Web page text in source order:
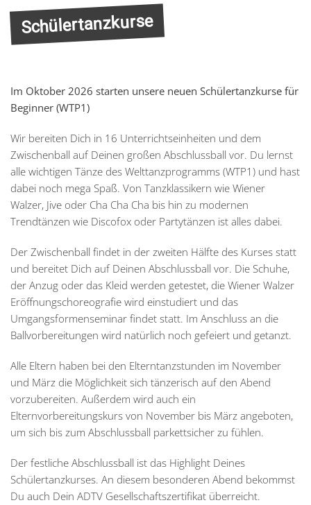
Schülertanzkurse
Im Oktober 2026 starten unsere neuen Schülertanzkurse für
Beginner (WTP1)
Wir bereiten Dich in 16 Unterrichtseinheiten und dem
Zwischenball auf Deinen großen Abschlussball vor. Du lernst
alle wichtigen Tänze des Welttanzprogramms (WTP1) und hast
dabei noch mega Spaß. Von Tanzklassikern wie Wiener
Walzer, Jive oder Cha Cha Cha bis hin zu modernen
Trendtänzen wie Discofox oder Partytänzen ist alles dabei.
Der Zwischenball findet in der zweiten Hälfte des Kurses statt
und bereitet Dich auf Deinen Abschlussball vor. Die Schuhe,
der Anzug oder das Kleid werden getestet, die Wiener Walzer
Eröffnungschoreografie wird einstudiert und das
Umgangsformenseminar findet statt. Im Anschluss an die
Ballvorbereitungen wird natürlich noch gefeiert und getanzt.
Alle Eltern haben bei den Elterntanzstunden im November
und März die Möglichkeit sich tänzerisch auf den Abend
vorzubereiten. Außerdem wird auch ein
Elternvorbereitungskurs von November bis März angeboten,
um sich bis zum Abschlussball parkettsicher zu fühlen.
Der festliche Abschlussball ist das Highlight Deines
Schülertanzkurses. An diesem besonderen Abend bekommst
Du auch Dein ADTV Gesellschaftszertifikat überreicht.